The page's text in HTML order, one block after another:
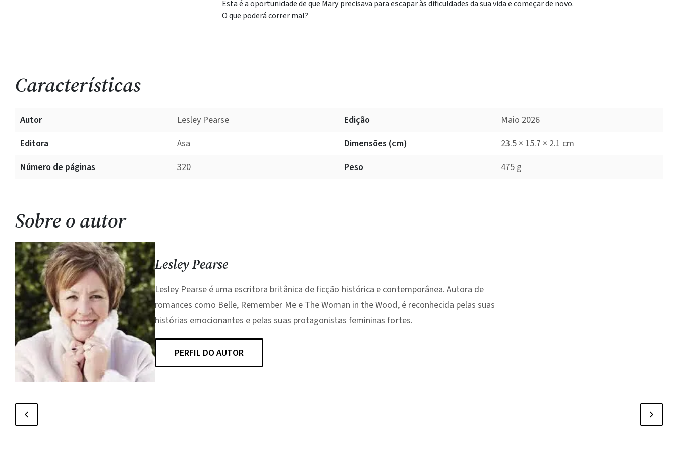
Esta é a oportunidade de que Mary precisava para escapar às dificuldades da sua vida e começar de novo.
O que poderá correr mal?
Características
Autor
Lesley Pearse
Editora
Asa
Número de páginas
320
Edição
Maio 2026
Dimensões (cm)
23.5 × 15.7 × 2.1 cm
Peso
475 g
Sobre o autor
Lesley Pearse
Lesley Pearse é uma escritora britânica de ficção histórica e contemporânea. Autora de
romances como Belle, Remember Me e The Woman in the Wood, é reconhecida pelas suas
histórias emocionantes e pelas suas protagonistas femininas fortes.
PERFIL DO AUTOR